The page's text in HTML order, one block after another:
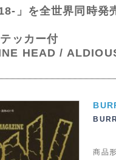
」を全世界同時
ッカー付
HEAD /
商品